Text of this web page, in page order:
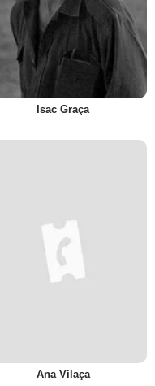
Isac Graça
Ana Vilaça